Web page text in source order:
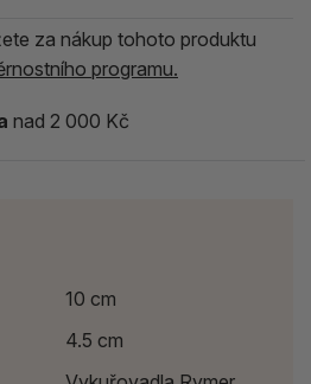
za nákup tohoto produktu
programu.
nad 2 000 Kč
10 cm
4.5 cm